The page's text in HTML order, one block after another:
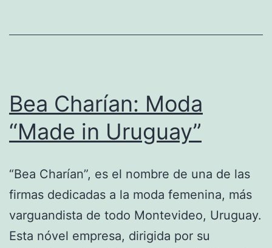
Sur
Bea Charían: Moda
“Made in Uruguay”
“Bea Charían”, es el nombre de una de las
firmas dedicadas a la moda femenina, más
varguandista de todo Montevideo, Uruguay.
Esta nóvel empresa, dirigida por su